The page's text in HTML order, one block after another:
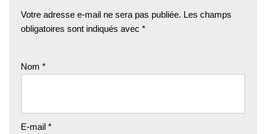
Votre adresse e-mail ne sera pas publiée. Les champs
obligatoires sont indiqués avec *
Nom *
E-mail *